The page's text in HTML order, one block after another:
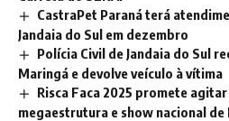
CastraPet Paraná terá
Jandaia do Sul em dezembro
Polícia Civil de Jandaia do Sul
Maringá e devolve veículo à vítima
Risca Faca 2025 promete
megaestrutura e show nacional de